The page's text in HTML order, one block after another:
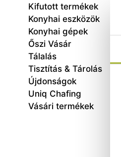
Kifutott termékek
Konyhai eszközök
Konyhai gépek
Őszi Vásár
Tálalás
Tisztítás & Tárolás
Újdonságok
Uniq Chafing
Vásári termékek